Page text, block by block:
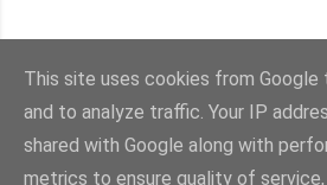
Con la tecnología de
This site uses cookies from
and to analyze traffic. Your IP
shared with Google along with
metrics to ensure quality of